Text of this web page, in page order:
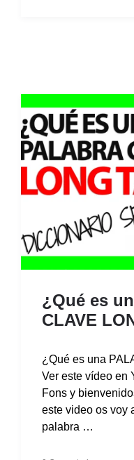
¿Qué es
CLAVE
¿Qué es una
Ver este vídeo en
Fons y
este video os voy
palabra …